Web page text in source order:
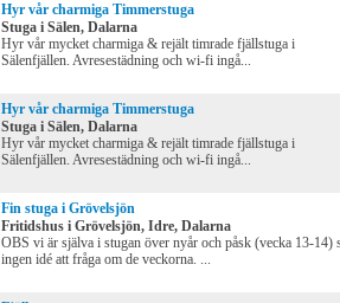
Hyr vår charmiga Timmerstuga
Stuga i Sälen, Dalarna
Hyr vår mycket charmiga & rejält timrade fjällstuga i
Sälenfjällen. Avresestädning och wi-fi ingå...
Hyr vår charmiga Timmerstuga
Stuga i Sälen, Dalarna
Hyr vår mycket charmiga & rejält timrade fjällstuga i
Sälenfjällen. Avresestädning och wi-fi ingå...
Fin stuga i Grövelsjön
Fritidshus i Grövelsjön, Idre, Dalarna
OBS vi är själva i stugan över nyår och påsk (vecka 13-14)
ingen idé att fråga om de veckorna. ...